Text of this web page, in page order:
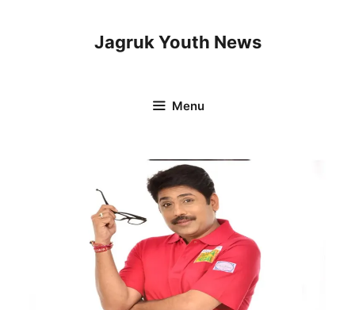
Jagruk Youth News
Menu